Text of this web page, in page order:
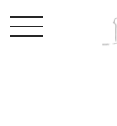
Mobile Menu